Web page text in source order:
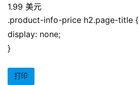
1.99 美元
.product-info-price h2.page-title {
display: none;
}
打印